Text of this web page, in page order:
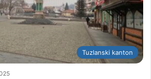
Tuzlanski kanton